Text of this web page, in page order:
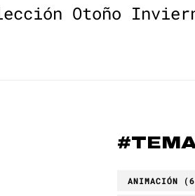
Otoño
ANIMACIÓN